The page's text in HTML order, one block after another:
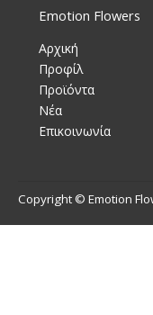
Emotion Flowers
Αρχική
Προφίλ
Προϊόντα
Νέα
Επικοινωνία
Copyright © Emotion